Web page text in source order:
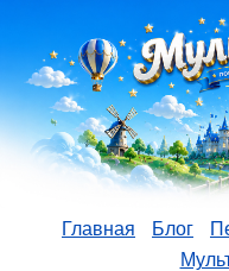
Главная Блог